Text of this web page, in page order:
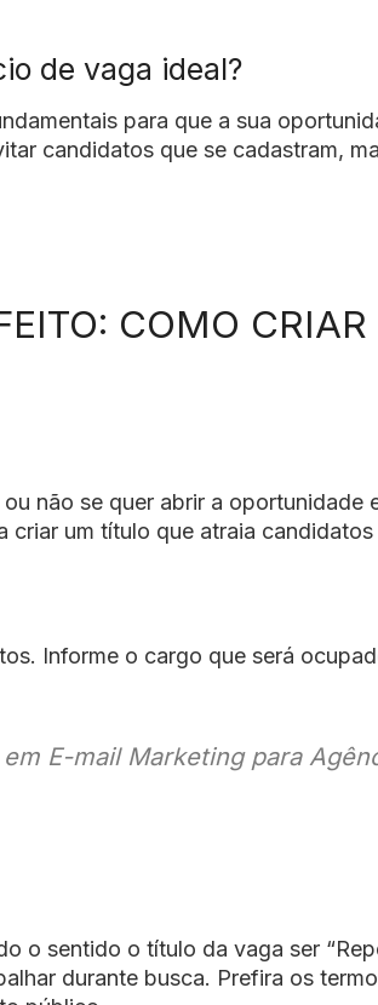
de vaga ideal?
para que a sua
candidatos que se cadastram,
COMO CRIAR
não se quer abrir a oportunidade
um título que atraia candidatos
Informe o cargo que será
E-mail Marketing para
o sentido o título da vaga ser
durante busca. Prefira os